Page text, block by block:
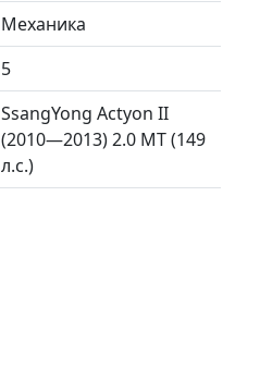
Механика
5
SsangYong Actyon II
(2010—2013) 2.0 MT (149
л.с.)